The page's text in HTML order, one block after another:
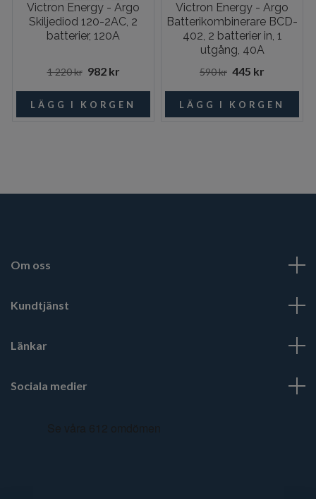
Victron Energy - Argo
Skiljediod 120-2AC, 2
batterier, 120A
1 220 kr 982 kr
Victron Energy - Argo
Batterikombinerare BCD-
402, 2 batterier in, 1
utgång, 40A
590 kr 445 kr
Om oss
Kundtjänst
Länkar
Sociala medier